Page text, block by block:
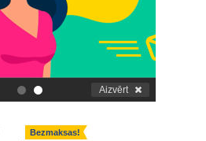
. Aizvērt
Bezmaksas!